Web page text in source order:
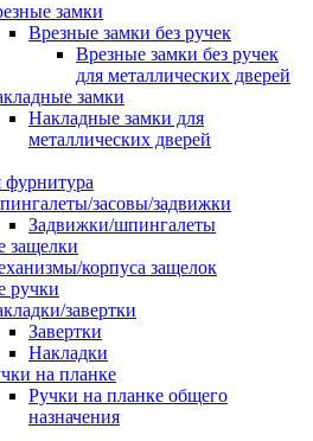
замки
Врезные замки без ручек
Врезные замки без ручек
для металлических дверей
замки
Накладные замки для
металлических дверей
фурнитура
засовы/задвижки
Задвижки/шпингалеты
защелки
корпуса защелок
ручки
завертки
Завертки
Накладки
на планке
Ручки на планке общего
назначения